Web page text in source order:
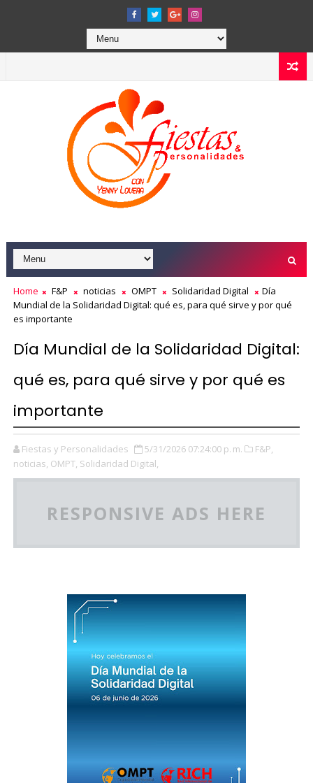
Home F&P noticias OMPT Solidaridad Digital
Día
Mundial de la Solidaridad Digital: qué es, para qué sirve y por qué
es importante
Día Mundial de la Solidaridad Digital:
qué es, para qué sirve y por qué es
importante
Fiestas y Personalidades 5/31/2026 07:24:00 p. m.
F&P,
noticias, OMPT, Solidaridad Digital,
RESPONSIVE ADS HERE